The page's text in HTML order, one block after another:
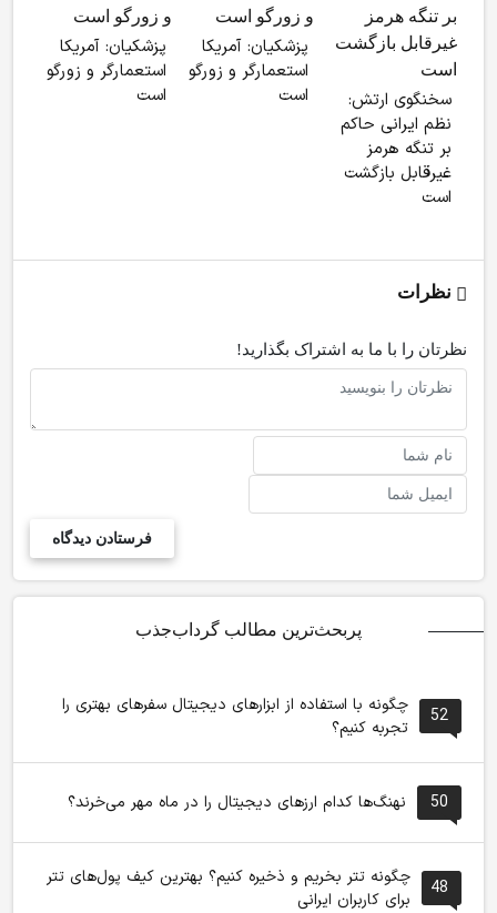
سخنگوی ارتش:
نظم ایرانی حاکم
بر تنگه هرمز
غیرقابل بازگشت
است
پزشکیان: آمریکا
استعمارگر و زورگو
است
پزشکیان: آمریکا
استعمارگر و زورگو
است
نظرات
نظرتان را با ما به اشتراک بگذارید!
پربحث‌ترین مطالب گرداب‌جذب
52
چگونه با استفاده از ابزارهای دیجیتال سفرهای بهتری را
تجربه کنیم؟
50 نهنگ‌ها کدام ارزهای دیجیتال را در ماه مهر می‌خرند؟
48
چگونه تتر بخریم و ذخیره کنیم؟ بهترین کیف پول‌های تتر
برای کاربران ایرانی